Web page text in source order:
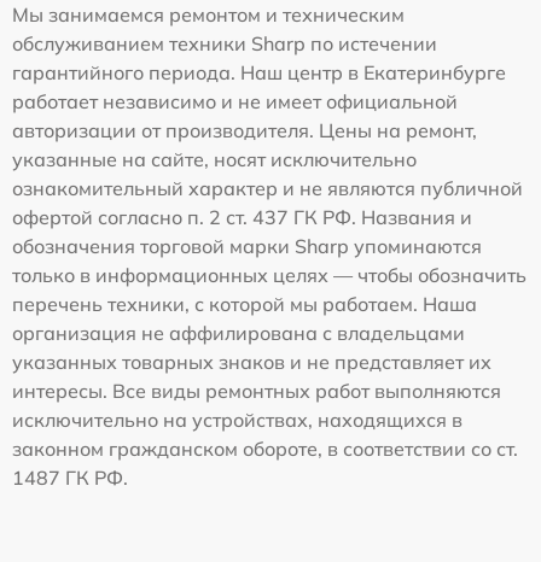
Мы занимаемся ремонтом и техническим
обслуживанием техники Sharp по истечении
гарантийного периода. Наш центр в Екатеринбурге
работает независимо и не имеет официальной
авторизации от производителя. Цены на ремонт,
указанные на сайте, носят исключительно
ознакомительный характер и не являются публичной
офертой согласно п. 2 ст. 437 ГК РФ. Названия и
обозначения торговой марки Sharp упоминаются
только в информационных целях — чтобы обозначить
перечень техники, с которой мы работаем. Наша
организация не аффилирована с владельцами
указанных товарных знаков и не представляет их
интересы. Все виды ремонтных работ выполняются
исключительно на устройствах, находящихся в
законном гражданском обороте, в соответствии со ст.
1487 ГК РФ.